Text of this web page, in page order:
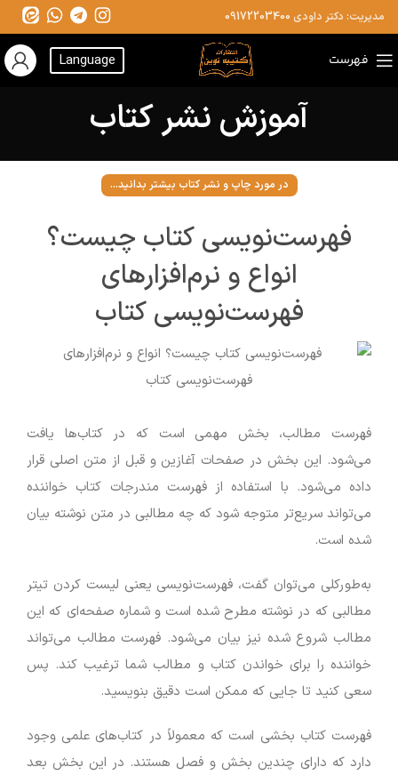
مدیریت: دکتر داودی 09172203400
فهرست Language
آموزش نشر کتاب
در مورد چاپ و نشر کتاب بیشتر بدانید...
فهرست‌نویسی کتاب چیست؟
انواع و نرم‌افزارهای
فهرست‌نویسی کتاب
فهرست مطالب، بخش مهمی است که در کتاب‌ها یافت
می‌شود. این بخش در صفحات آغازین و قبل از متن اصلی قرار
داده می‌شود. با استفاده از فهرست مندرجات کتاب خواننده
می‌تواند سریع‌تر متوجه شود که چه مطالبی در متن نوشته بیان
شده است.
به‌طورکلی می‌توان گفت، فهرست‌نویسی یعنی لیست کردن تیتر
مطالبی که در نوشته مطرح شده است و شماره صفحه‌ای که این
مطالب شروع شده نیز بیان می‌شود. فهرست مطالب می‌تواند
خواننده را برای خواندن کتاب و مطالب شما ترغیب کند. پس
سعی کنید تا جایی که ممکن است دقیق بنویسید.
فهرست کتاب بخشی است که معمولاً در کتاب‌های علمی وجود
دارد که دارای چندین بخش و فصل هستند. در این بخش بعد